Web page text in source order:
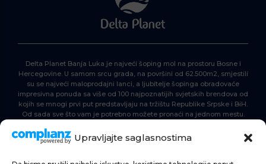
Upravljajte saglasnostima
Delta Planet Banja Luka je najveći šoping mol na prostoru Bosne i
Hercegovine. U samom srcu grada, na površini od 62.500m2, smjestili
su se najveći maloprodajni lanci, a ljubitelje šopinga obradovaće
impresivna ponuda sa više od 100 najpoznatijih svjetskih brendova od
kojih se mnogi prvi put predstavljaju na tržištu Republike Srpske i BiH.
Od sada sve što vam je potrebno možete pronaći na jednom mestu.